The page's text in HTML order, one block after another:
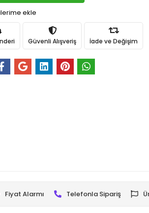
ekle
Güvenli Alışveriş İade ve Değişim
Fiyat Alarmı Telefonla Sipariş